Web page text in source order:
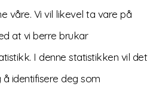
våre. Vi vil likevel ta vare på
at vi berre brukar
I denne statistikken vil det
identifisere deg som